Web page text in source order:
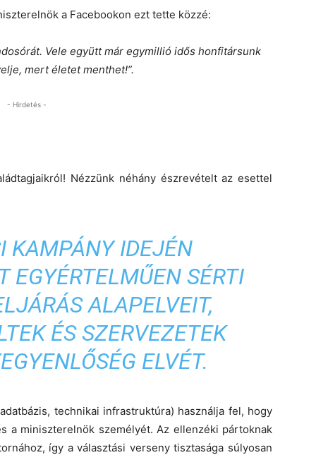
a Facebookon ezt tette közzé:
Vele együtt már egymillió idős honfitársunk
mert életet menthet!”.
- Hirdetés -
Nézzünk néhány észrevételt az esettel
KAMPÁNY IDEJÉN
EGYÉRTELMŰEN SÉRTI
ALAPELVEIT,
ÉS SZERVEZETEK
ELVÉT.
technikai infrastruktúra) használja fel, hogy
a miniszterelnök személyét. Az ellenzéki pártoknak
így a választási verseny tisztasága súlyosan